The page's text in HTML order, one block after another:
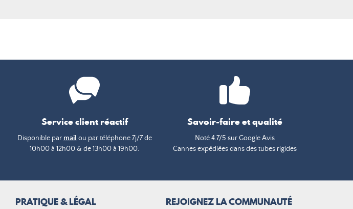
Service client réactif
Disponible par mail ou par téléphone 7j/7 de
10h00 à 12h00 & de 13h00 à 19h00.
Savoir-faire et qualité
Noté 4.7/5 sur Google Avis
Cannes expédiées dans des tubes rigides
PRATIQUE & LÉGAL REJOIGNEZ LA COMMUNAUTÉ